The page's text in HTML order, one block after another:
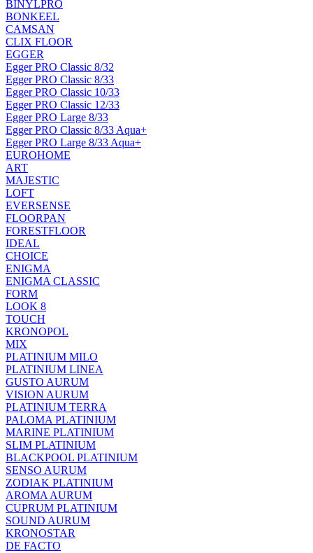
BINYLPRO
BONKEEL
CAMSAN
CLIX FLOOR
EGGER
Egger PRO Classic 8/32
Egger PRO Classic 8/33
Egger PRO Classic 10/33
Egger PRO Classic 12/33
Egger PRO Large 8/33
Egger PRO Classic 8/33 Aqua+
Egger PRO Large 8/33 Aqua+
EUROHOME
ART
MAJESTIC
LOFT
EVERSENSE
FLOORPAN
FORESTFLOOR
IDEAL
CHOICE
ENIGMA
ENIGMA CLASSIC
FORM
LOOK 8
TOUCH
KRONOPOL
MIX
PLATINIUM MILO
PLATINIUM LINEA
GUSTO AURUM
VISION AURUM
PLATINIUM TERRA
PALOMA PLATINIUM
MARINE PLATINIUM
SLIM PLATINIUM
BLACKPOOL PLATINIUM
SENSO AURUM
ZODIAK PLATINIUM
AROMA AURUM
CUPRUM PLATINIUM
SOUND AURUM
KRONOSTAR
DE FACTO